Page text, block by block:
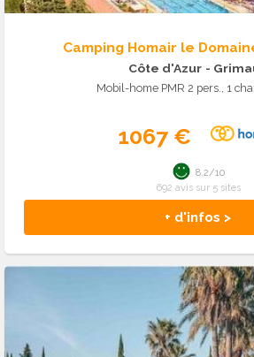
Camping Homair le
Côte d'Azur -
Mobil-home PMR 2 pers., 1
1067 €
+ d'infos >
8.2/10
692 avis sur 5 sites